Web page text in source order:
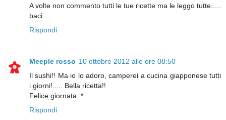
A volte non commento tutti le tue ricette ma le leggo tutte.....
baci
Rispondi
Meeple rosso 10 ottobre 2012 alle ore 08:50
Il sushi!! Ma io lo adoro, camperei a cucina giapponese tutti
i giorni!..... Bella ricetta!!
Felice giornata :*
Rispondi